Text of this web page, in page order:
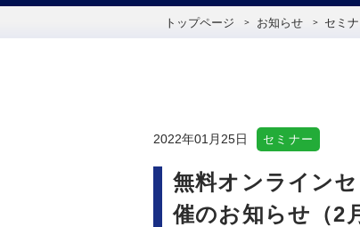
トップページ お知らせ セミ
2022年01月25日 セミナー
無料オンライン
催のお知らせ（2